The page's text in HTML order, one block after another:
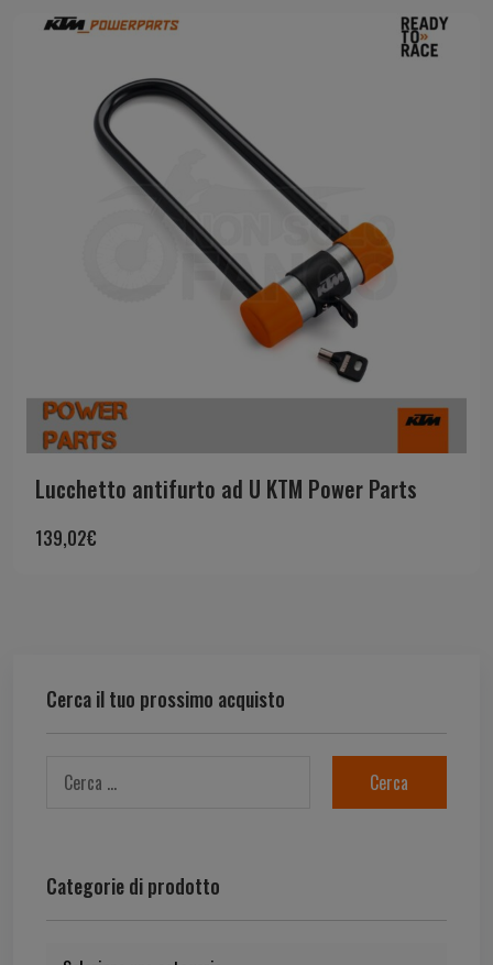
Cerca il tuo prossimo acquisto
Categorie di prodotto
Lucchetto antifurto ad U KTM Power Parts
139,02€